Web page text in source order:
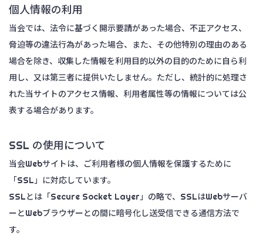
個人情報の利用
当会では、法令に基づく開示要請があった場合、不正アクセス、
脅迫等の違法行為があった場合、また、その他特別の理由のある
場合を除き、収集した情報を利用目的以外の目的のために自ら利
用し、又は第三者に提供いたしません。ただし、統計的に処理さ
れた当サイトのアクセス情報、利用者属性等の情報については公
表する場合があります。
SSL の使用について
当会Webサイトは、ご利用者様の個人情報を保護するために
「SSL」に対応しています。
SSLとは「Secure Socket Layer」の略で、SSLはWebサーバ
ーとWebブラウザーとの間に暗号化し送受信できる通信方法で
す。